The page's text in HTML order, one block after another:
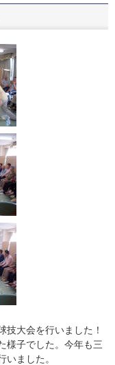
技大会を行いました！
様子でした。今年も三
ました。